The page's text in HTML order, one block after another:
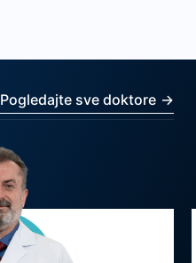
Pogledajte sve doktore →